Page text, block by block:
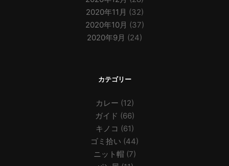
2020年11月 (32)
2020年10月 (37)
2020年9月 (24)
カテゴリー
カレー (12)
ガイド (66)
キノコ (61)
ゴミ拾い (44)
ニット帽 (7)